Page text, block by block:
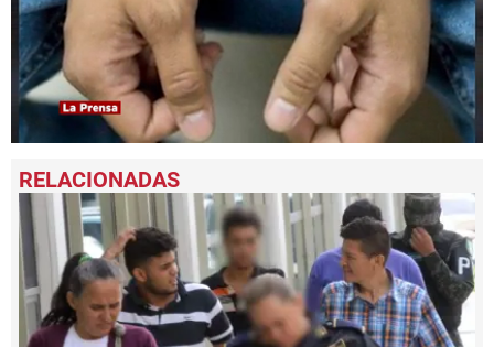
seconds
of
51
seconds